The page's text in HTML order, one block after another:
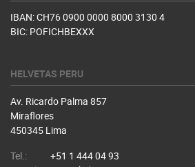
IBAN: CH76 0900 0000 8000 3130 4
BIC: POFICHBEXXX
HELVETAS PERU
Av. Ricardo Palma 857
Miraflores
450345 Lima
Tel.:
+51 1 444 04 93